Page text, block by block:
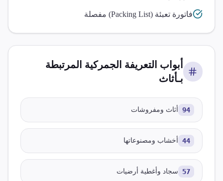
فاتورة تعبئة (Packing List) مفصلة
أبواب التعريفة الجمركية المرتبطة
بـأثاث
94 أثاث ومفروشات
44 أخشاب ومصنوعاتها
57 سجاد وأغطية أرضيات